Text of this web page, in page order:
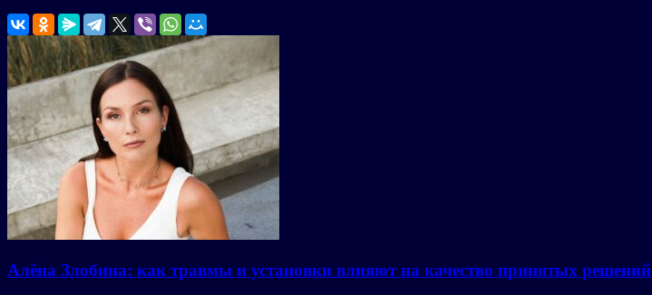
Алёна Злобина: как травмы и установки влияют на качество принятых решений